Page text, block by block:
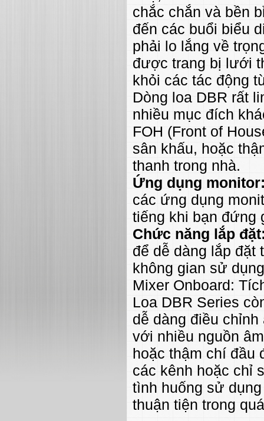
chắc chắn và bền
đến các buổi biểu
phải lo lắng về
được trang bị lưới
khỏi các tác động
Dòng loa DBR rất
nhiều mục đích
FOH (Front of
sân khấu, hoặc
thanh trong nhà.
Ứng dụng
các ứng dụng
tiếng khi bạn đứng
Chức năng lắp
để dễ dàng lắp đặt
không gian sử
Mixer Onboard:
Loa DBR Series
dễ dàng điều
với nhiều nguồn
hoặc thậm chí đầu
các kênh hoặc chỉ
tình huống sử
thuận tiện trong